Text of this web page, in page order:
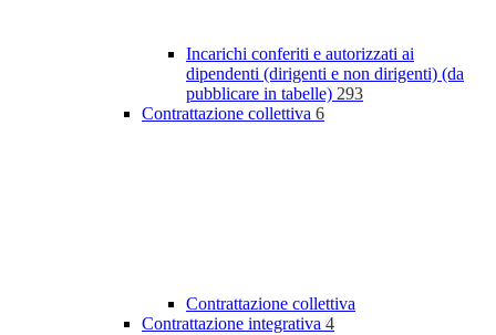
Incarichi conferiti e autorizzati ai
dipendenti (dirigenti e non dirigenti) (da
pubblicare in tabelle) 293
Contrattazione collettiva 6
Contrattazione collettiva
Contrattazione integrativa 4